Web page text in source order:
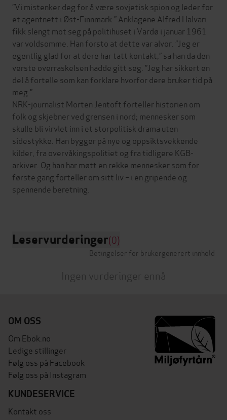
”Vi mistenker deg for å være sovjetisk spion og leder for
et agentnett i Øst-Finnmark.” Anklagene Alfred Halvari
fikk slengt mot seg på politihuset i Vardø i januar 1961
var voldsomme. Han forsto at dette var alvor. ”Jeg er
egentlig glad for at dere har tatt kontakt,” sa han da den
verste overraskelsen hadde gitt seg. ”Jeg har sikkert en
del å fortelle som kan forklare hvorfor dere bruker tid på
meg.”
NRK-journalist Morten Jentoft forteller historien om
folk og skjebner ved grensen i nord; mennesker som
skulle bli virvlet inn i et storpolitisk drama uten
sidestykke. Han bygger på nye og oppsiktsvekkende
kilder, fra overvåkingspolitiet og fra tidligere KGB-
arkiver. Og han har møtt en rekke mennesker som for
første gang forteller om sitt liv – i en gripende og
spennende beretning.
Leservurderinger(0)
Betingelser for brukergenerert innhold
Ingen vurderinger ennå
OM OSS
Om Ebok.no
Ledige stillinger
Følg oss på Facebook
Følg oss på Instagram
KUNDESERVICE
Kontakt oss